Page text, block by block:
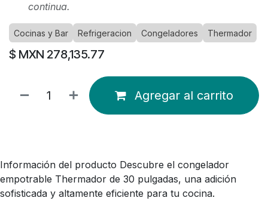
continua.
Cocinas y Bar Refrigeracion Congeladores Thermador
$ MXN 278,135.77
Agregar al carrito
Información del producto Descubre el congelador
empotrable Thermador de 30 pulgadas, una adición
sofisticada y altamente eficiente para tu cocina.